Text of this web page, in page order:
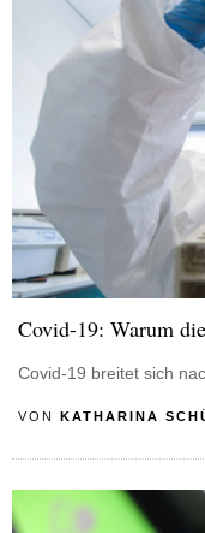
Covid-19: Warum
Covid-19 breitet sich
VON KATHARINA